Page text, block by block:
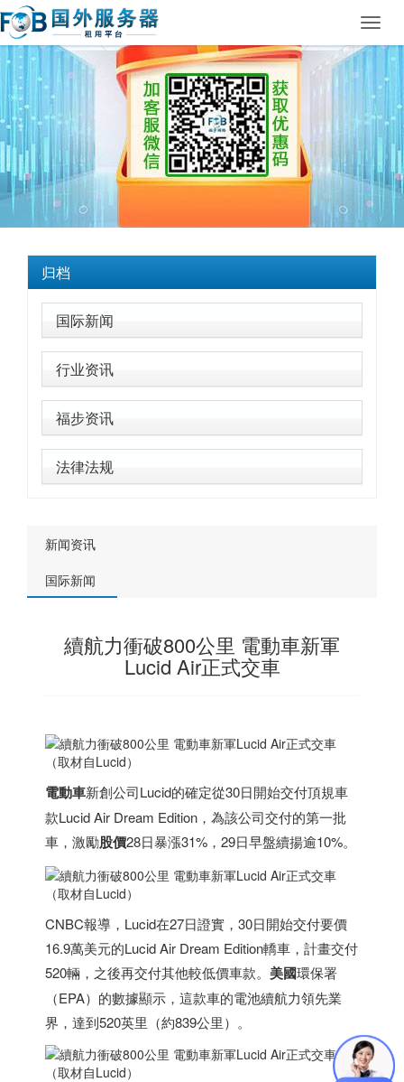
归档
国际新闻
行业资讯
福步资讯
法律法规
新闻资讯
国际新闻
續航力衝破800公里 電動車新軍
Lucid Air正式交車
（取材自Lucid）
電動車新創公司Lucid的確定從30日開始交付頂規車
款Lucid Air Dream Edition，為該公司交付的第一批
車，激勵股價28日暴漲31%，29日早盤續揚逾10%。
（取材自Lucid）
CNBC報導，Lucid在27日證實，30日開始交付要價
16.9萬美元的Lucid Air Dream Edition轎車，計畫交付
520輛，之後再交付其他較低價車款。 美國環保署
（EPA）的數據顯示，這款車的電池續航力領先業
界，達到520英里（約839公里）。
（取材自Lucid）